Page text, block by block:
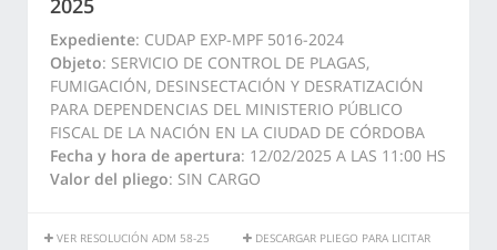
2025
Expediente: CUDAP EXP-MPF 5016-2024
Objeto: SERVICIO DE CONTROL DE PLAGAS,
FUMIGACIÓN, DESINSECTACIÓN Y DESRATIZACIÓN
PARA DEPENDENCIAS DEL MINISTERIO PÚBLICO
FISCAL DE LA NACIÓN EN LA CIUDAD DE CÓRDOBA
Fecha y hora de apertura: 12/02/2025 A LAS 11:00 HS
Valor del pliego: SIN CARGO
VER RESOLUCIÓN ADM 58-25 DESCARGAR PLIEGO PARA LICITAR